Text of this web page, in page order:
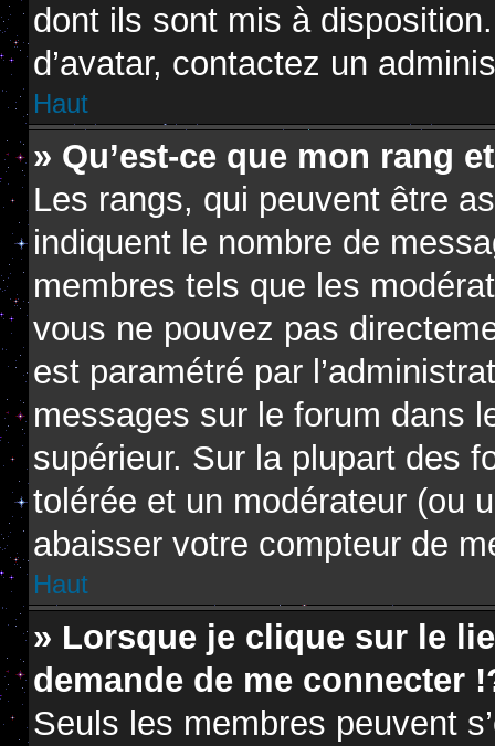
dont ils sont mis à
d’avatar, contactez un
Haut
» Qu’est-ce que mon rang
Les rangs, qui peuvent être
indiquent le nombre de
membres tels que les
vous ne pouvez pas
est paramétré par
messages sur le forum dans
supérieur. Sur la plupart des
tolérée et un modérateur (ou
abaisser votre compteur de
Haut
» Lorsque je clique sur le
demande de me connecter
Seuls les membres peuvent